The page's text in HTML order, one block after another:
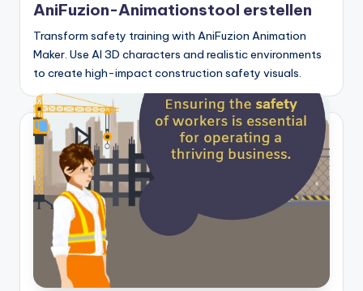
AniFuzion-Animationstool erstellen
Transform safety training with AniFuzion Animation
Maker. Use AI 3D characters and realistic environments
to create high-impact construction safety visuals.